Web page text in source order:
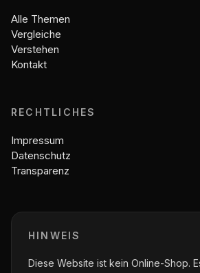
Alle Themen
Vergleiche
Verstehen
Kontakt
RECHTLICHES
Impressum
Datenschutz
Transparenz
HINWEIS
Diese Website ist kein Online-Shop.